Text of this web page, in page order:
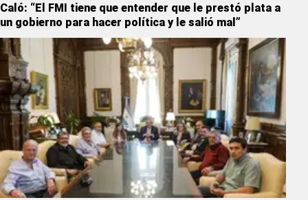
Caló: “El FMI tiene que entender que le prestó plata a
un gobierno para hacer política y le salió mal”